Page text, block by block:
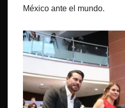
México ante el mundo.